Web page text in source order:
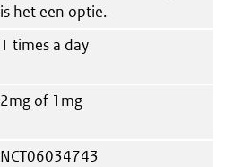
is het een optie.
1 times a day
2mg of 1mg
NCT06034743